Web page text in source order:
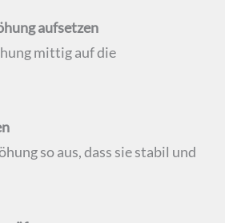
aufsetzen
mittig auf die
so aus, dass sie stabil und